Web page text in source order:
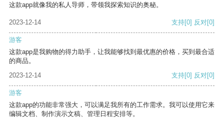
这款app就像我的私人导师，带领我探索知识的奥秘。
2023-12-14 支持[0] 反对[0]
游客
这款app是我购物的得力助手，让我能够找到最优惠的价格，买到最合适
的商品。
2023-12-14
支持[0] 反对[0]
游客
这款app的功能非常强大，可以满足我所有的工作需求。我可以使用它来
编辑文档、制作演示文稿、管理日程安排等。